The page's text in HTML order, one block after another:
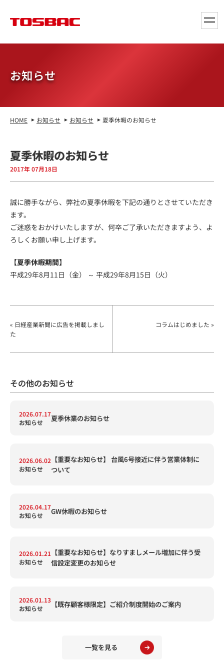
toggle
お知らせ
HOME お知らせ お知らせ 夏季休暇のお知らせ
夏季休暇のお知らせ
2017年 07月18日
誠に勝手ながら、弊社の夏季休暇を下記の通りとさせていただき
ます。
ご迷惑をおかけいたしますが、何卒ご了承いただきますよう、よ
ろしくお願い申し上げます。
【夏季休暇期間】
平成29年8月11日（金） ～ 平成29年8月15日（火）
コラムはじめました »
« 日経産業新聞に広告を掲載しまし
た
その他のお知らせ
2026.07.17
お知らせ
夏季休業のお知らせ
2026.06.02
お知らせ
【重要なお知らせ】 台風6号接近に伴う営業体制に
ついて
2026.04.17
お知らせ
GW休暇のお知らせ
2026.01.21
お知らせ
【重要なお知らせ】なりすましメール増加に伴う受
信設定変更のお知らせ
2026.01.13
お知らせ
【既存顧客様限定】ご紹介制度開始のご案内
一覧を見る